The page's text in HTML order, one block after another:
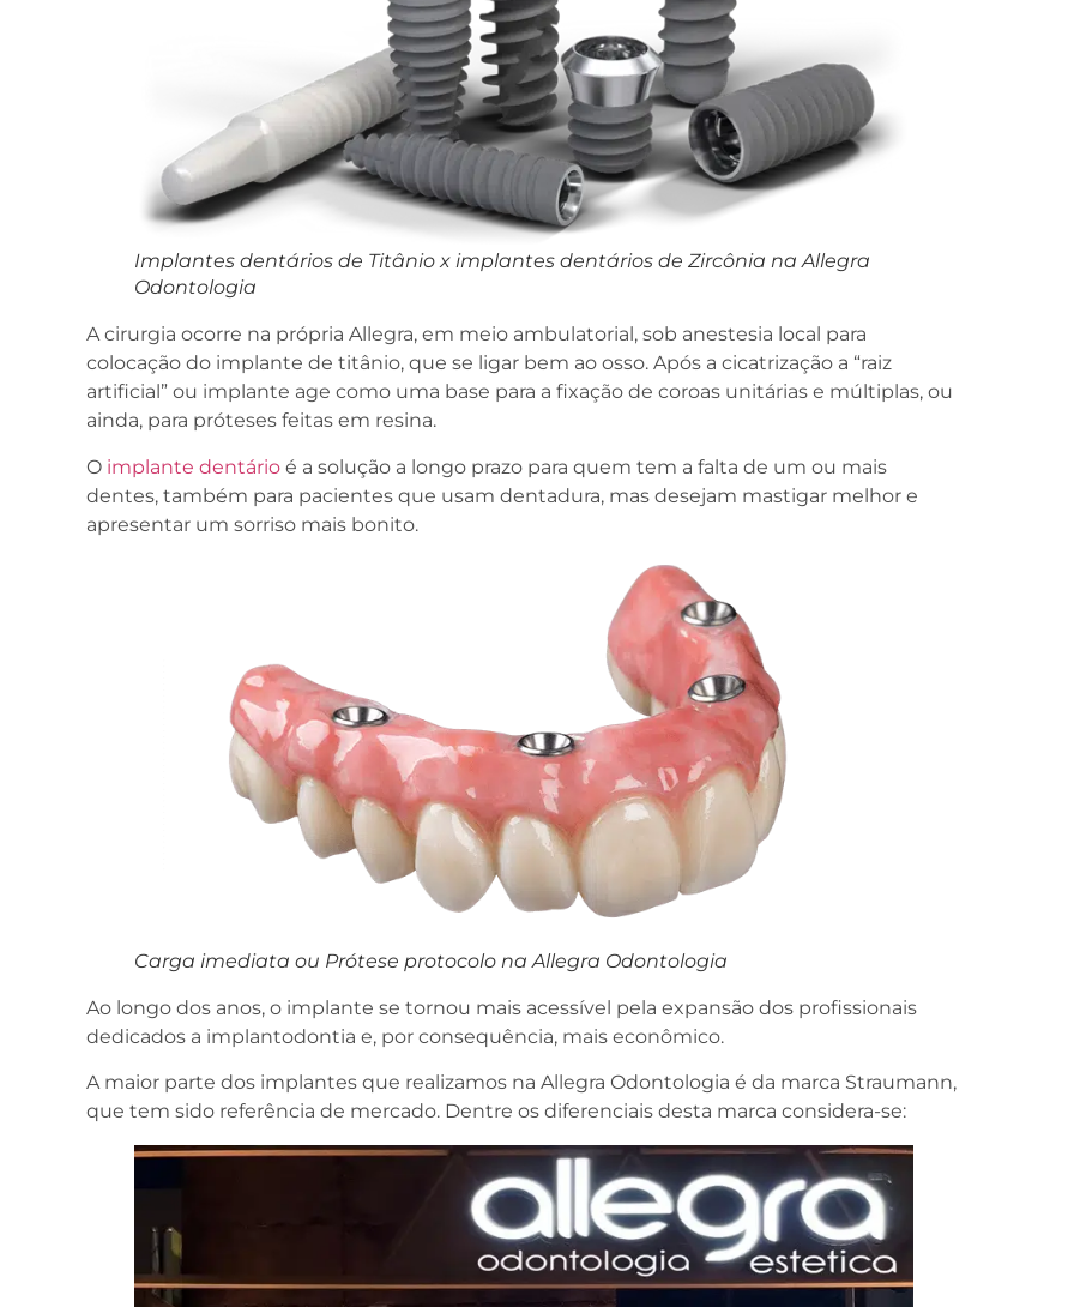
Implantes dentários de Titânio x implantes dentários de Zircônia na Allegra
Odontologia
A cirurgia ocorre na própria Allegra, em meio ambulatorial, sob anestesia local para
colocação do implante de titânio, que se ligar bem ao osso. Após a cicatrização a “raiz
artificial” ou implante age como uma base para a fixação de coroas unitárias e múltiplas, ou
ainda, para próteses feitas em resina.
O implante dentário é a solução a longo prazo para quem tem a falta de um ou mais
dentes, também para pacientes que usam dentadura, mas desejam mastigar melhor e
apresentar um sorriso mais bonito.
Carga imediata ou Prótese protocolo na Allegra Odontologia
Ao longo dos anos, o implante se tornou mais acessível pela expansão dos profissionais
dedicados a implantodontia e, por consequência, mais econômico.
A maior parte dos implantes que realizamos na Allegra Odontologia é da marca Straumann,
que tem sido referência de mercado. Dentre os diferenciais desta marca considera-se: